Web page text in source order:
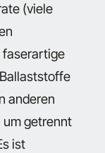
(viele
faserartige
anderen
um getrennt
ist